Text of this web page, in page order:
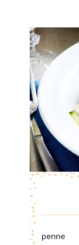
penne